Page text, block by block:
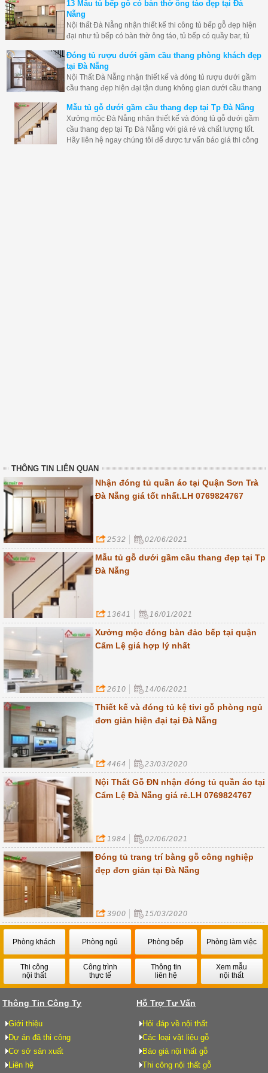
mình, Nội thất Đà Nẵng nhận thiết kế và đóng tủ dưới chân
cầu thang đẹp giá rẻ hãy liên hệ ngay nhé.
13 Mẫu tủ bếp gỗ có bàn thờ ông táo đẹp tại Đà
Nẵng
Nội thất Đà Nẵng nhận thiết kế thi công tủ bếp gỗ đẹp hiện
đại như tủ bếp có bàn thờ ông táo, tủ bếp có quầy bar, tủ
nhất.
Đóng tủ rượu dưới gầm cầu thang phòng khách đẹp
tại Đà Nẵng
Nội Thất Đà Nẵng nhận thiết kế và đóng tủ rượu dưới gầm
cầu thang đẹp hiện đại tận dung không gian dưới cầu thang
đóng tủ cầu thang cho bạn nhé.
Mẫu tủ gỗ dưới gầm cầu thang đẹp tại Tp Đà Nẵng
Xưởng mộc Đà Nẵng nhận thiết kế và đóng tủ gỗ dưới gầm
cầu thang đẹp tại Tp Đà Nẵng với giá rẻ và chất lượng tốt.
Hãy liên hệ ngay chúng tôi để được tư vấn báo giá thi công
THÔNG TIN LIÊN QUAN
Nhận đóng tủ quần áo tại Quận Sơn Trà
Đà Nẵng giá tốt nhất.LH 0769824767
2532 02/06/2021
Mẫu tủ gỗ dưới gầm cầu thang đẹp tại Tp
Đà Nẵng
13641 16/01/2021
Xưởng mộc đóng bàn đảo bếp tại quận
Cẩm Lệ giá hợp lý nhất
2610 14/06/2021
Thiết kế và đóng tủ kệ tivi gỗ phòng ngủ
đơn giản hiện đại tại Đà Nẵng
4464 23/03/2020
Nội Thất Gỗ ĐN nhận đóng tủ quần áo tại
Cẩm Lệ Đà Nẵng giá rẻ.LH 0769824767
1984 02/06/2021
Đóng tủ trang trí bằng gỗ công nghiệp
đẹp đơn giản tại Đà Nẵng
3900 15/03/2020
Phòng khách Phòng ngủ Phòng bếp Phòng làm việc
Thi công
nội thất
Công trình
thực tế
Thông tin
liên hệ
Xem mẫu
nội thất
Thông Tin Công Ty
Giới thiệu
Dự án đã thi công
Cơ sở sản xuất
Liên hệ
Hỗ Trợ Tư Vấn
Hỏi đáp về nội thất
Các loại vật liệu gỗ
Báo giá nội thất gỗ
Thi công nội thất gỗ